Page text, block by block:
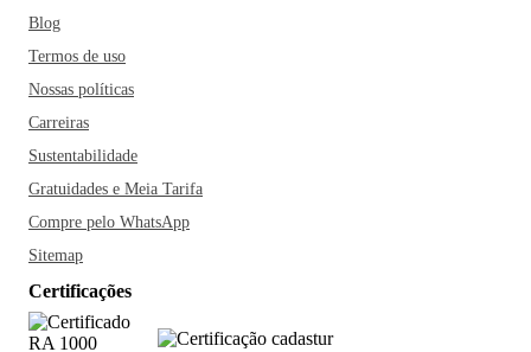
Blog
Termos de uso
Nossas políticas
Carreiras
Sustentabilidade
Gratuidades e Meia Tarifa
Compre pelo WhatsApp
Sitemap
Certificações